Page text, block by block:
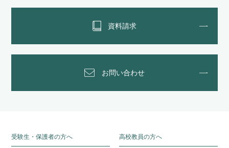
資料請求
お問い合わせ
受験生・保護者の方へ 高校教員の方へ